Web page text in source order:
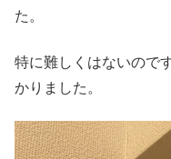
た。
特に難しくはないので
かりました。